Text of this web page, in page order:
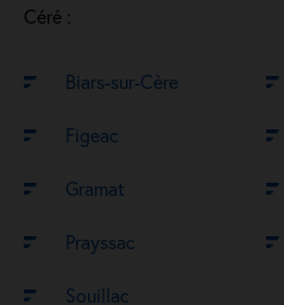
Céré :
Biars-sur-Cère
Figeac
Gramat
Prayssac
Souillac